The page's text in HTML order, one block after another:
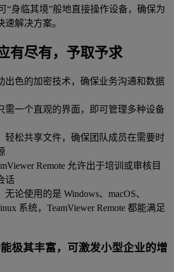
“身临其境”般地直接操作设备，确保为
解决方案。
有尽有，予取予求
出色的加密技术，确保业务沟通和数据
需一个直观的界面，即可管理多种设备
轻松共享文件，确保团队成员在需要时
Remote 允许出于培训或审核目
话
无论使用的是 Windows、macOS、
系统，TeamViewer Remote 都能满足
极其丰富，可激发小型企业的增